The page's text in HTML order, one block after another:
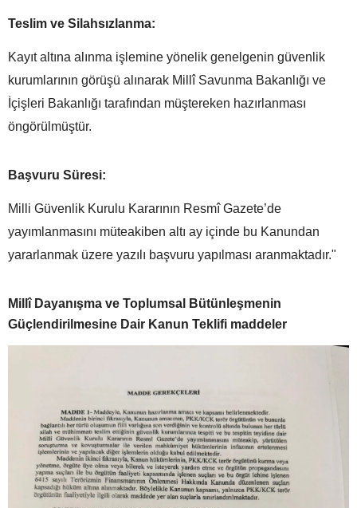
Teslim ve Silahsızlanma:
Kayıt altına alınma işlemine yönelik genelgenin güvenlik
kurumlarının görüşü alınarak Millî Savunma Bakanlığı ve
İçişleri Bakanlığı tarafından müştereken hazırlanması
öngörülmüştür.
Başvuru Süresi:
Milli Güvenlik Kurulu Kararının Resmî Gazete’de
yayımlanmasını müteakiben altı ay içinde bu Kanundan
yararlanmak üzere yazılı başvuru yapılması aranmaktadır."
Millî Dayanışma ve Toplumsal Bütünleşmenin
Güçlendirilmesine Dair Kanun Teklifi maddeler